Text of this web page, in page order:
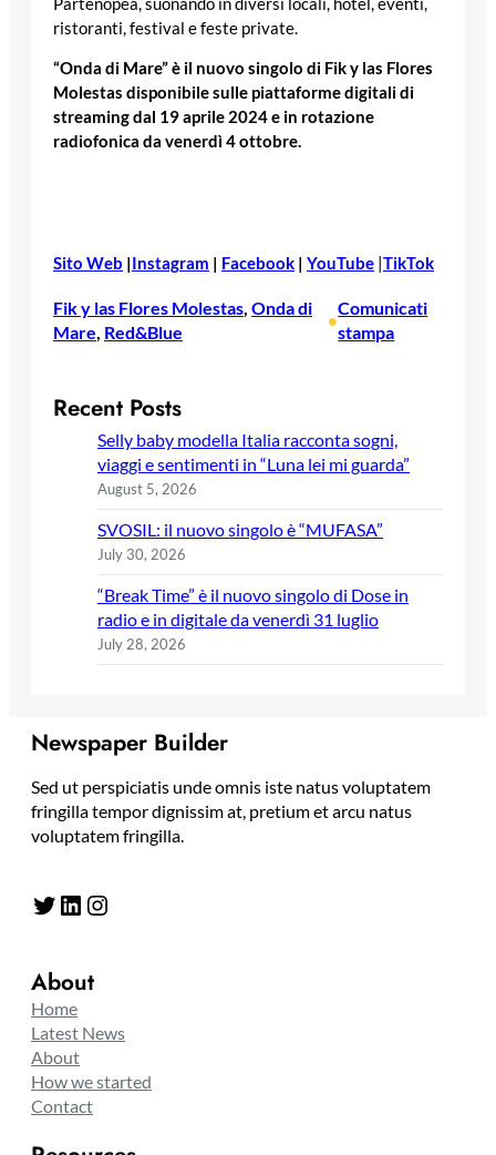
ristoranti, festival e feste private.
“Onda di Mare” è il nuovo singolo di Fik y las Flores
Molestas disponibile sulle piattaforme digitali di
streaming dal 19 aprile 2024 e in rotazione
radiofonica da venerdì 4 ottobre.
Sito Web |Instagram | Facebook | YouTube TikTok
Fik y las Flores Molestas, Onda di
Mare, Red&Blue
•
Comunicati
stampa
Recent Posts
Selly baby modella Italia racconta sogni,
viaggi e sentimenti in “Luna lei mi guarda”
August 5, 2026
SVOSIL: il nuovo singolo è “MUFASA”
July 30, 2026
“Break Time” è il nuovo singolo di Dose in
radio e in digitale da venerdì 31 luglio
July 28, 2026
Newspaper Builder
Sed ut perspiciatis unde omnis iste natus voluptatem
fringilla tempor dignissim at, pretium et arcu natus
voluptatem fringilla.
Twitter LinkedIn Instagram
About
Home
Latest News
About
How we started
Contact